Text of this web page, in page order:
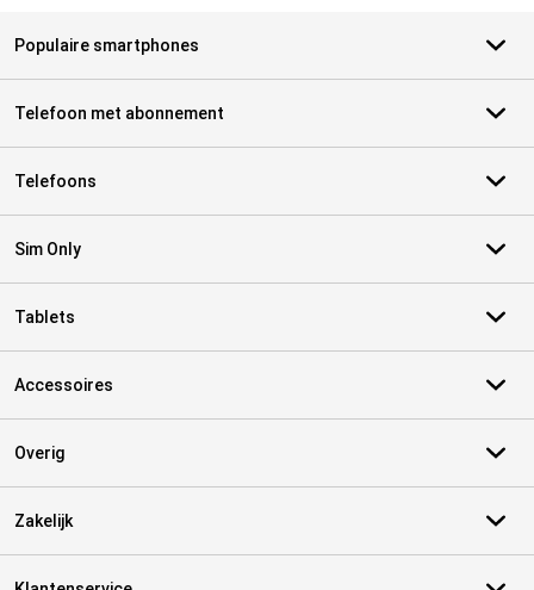
Populaire smartphones
Telefoon met abonnement
Telefoons
Sim Only
Tablets
Accessoires
Overig
Zakelijk